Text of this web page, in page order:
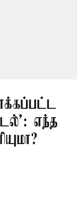
எந்த